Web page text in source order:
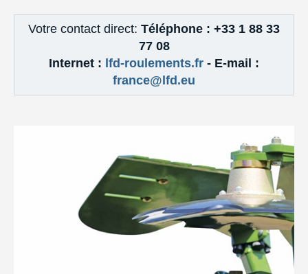
Votre contact direct: Téléphone : +33 1 88 33
77 08
Internet : lfd-roulements.fr - E-mail :
france@lfd.eu